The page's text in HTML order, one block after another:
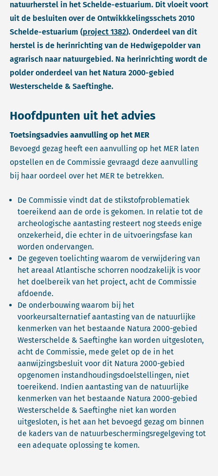
natuurherstel in het Schelde-estuarium. Dit vloeit voort
uit de besluiten over de Ontwikkkelingsschets 2010
Schelde-estuarium (project 1382). Onderdeel van dit
herstel is de herinrichting van de Hedwigepolder van
agrarisch naar natuurgebied. Na herinrichting wordt de
polder onderdeel van het Natura 2000-gebied
Westerschelde & Saeftinghe.
Hoofdpunten uit het advies
Toetsingsadvies aanvulling op het MER
Bevoegd gezag heeft een aanvulling op het MER laten
opstellen en de Commissie gevraagd deze aanvulling
bij haar oordeel over het MER te betrekken.
De Commissie vindt dat de stikstofproblematiek
toereikend aan de orde is gekomen. In relatie tot de
archeologische aantasting resteert nog steeds enige
onzekerheid, die echter in de uitvoeringsfase kan
worden ondervangen.
De gegeven toelichting waarom de verwijdering van
het areaal Atlantische schorren noodzakelijk is voor
het doelbereik van het project, acht de Commissie
afdoende.
De onderbouwing waarom bij het
voorkeursalternatief aantasting van de natuurlijke
kenmerken van het bestaande Natura 2000-gebied
Westerschelde & Saeftinghe kan worden uitgesloten,
acht de Commissie, mede gelet op de in het
aanwijzingsbesluit voor dit Natura 2000-gebied
opgenomen instandhoudingsdoelstellingen, niet
toereikend. Indien aantasting van de natuurlijke
kenmerken van het bestaande Natura 2000-gebied
Westerschelde & Saeftinghe niet kan worden
uitgesloten, is het aan het bevoegd gezag om binnen
de kaders van de natuurbeschermingsregelgeving tot
een adequate oplossing te komen.